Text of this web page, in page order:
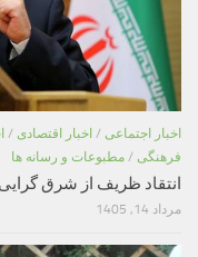
اخبار اجتماعی / اخبار اقتصادی /
فرهنگی / مطبوعات و رسانه ها
انتقاد ظریف از شرق
مرداد 14, 1405